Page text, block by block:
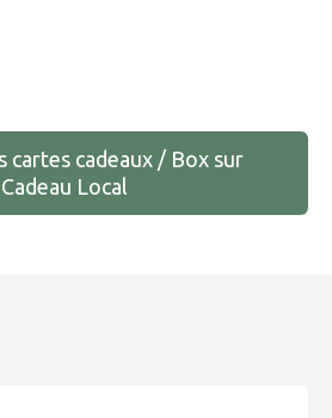
cartes cadeaux / Box sur
Cadeau Local